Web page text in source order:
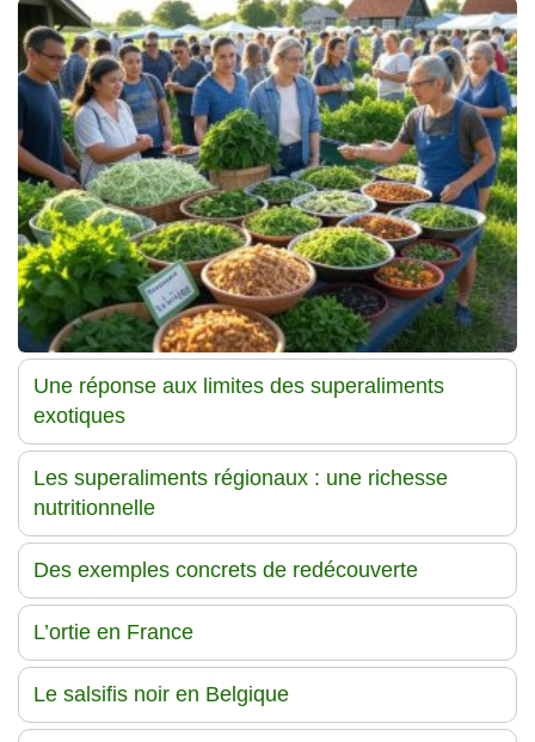
Une réponse aux limites des superaliments
exotiques
Les superaliments régionaux : une richesse
nutritionnelle
Des exemples concrets de redécouverte
L’ortie en France
Le salsifis noir en Belgique